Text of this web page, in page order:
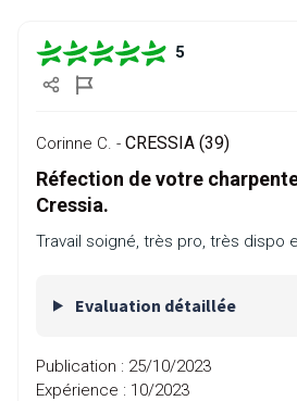
5
Corinne C. - CRESSIA (39)
Réfection de votre
Cressia.
Travail soigné, très pro, très dispo
Evaluation détaillée
Publication : 25/10/2023
Expérience : 10/2023